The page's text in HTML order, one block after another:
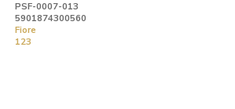
PSF-0007-013
5901874300560
Fiore
123